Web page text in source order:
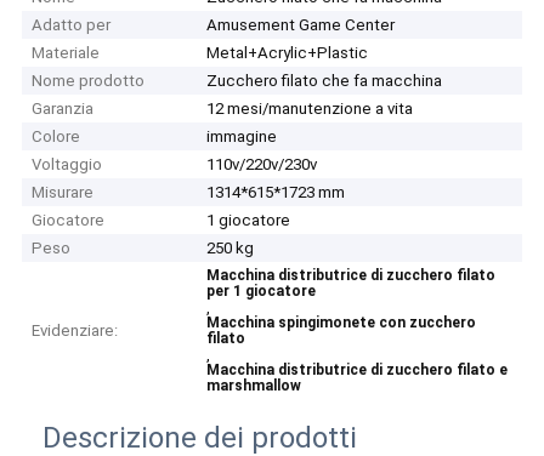
Adatto per
Amusement Game Center
Materiale
Metal+Acrylic+Plastic
Nome prodotto
Zucchero filato che fa macchina
Garanzia
12 mesi/manutenzione a vita
Colore
immagine
Voltaggio
110v/220v/230v
Misurare
1314*615*1723 mm
Giocatore
1 giocatore
Peso
250 kg
Evidenziare:
Macchina distributrice di zucchero filato
per 1 giocatore
,
Macchina spingimonete con zucchero
filato
,
Macchina distributrice di zucchero filato e
marshmallow
Descrizione dei prodotti